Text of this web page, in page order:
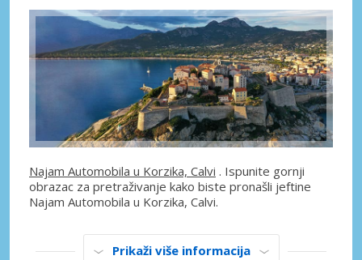
Najam Automobila u Korzika, Calvi . Ispunite gornji
obrazac za pretraživanje kako biste pronašli jeftine
Najam Automobila u Korzika, Calvi.
Prikaži više informacija